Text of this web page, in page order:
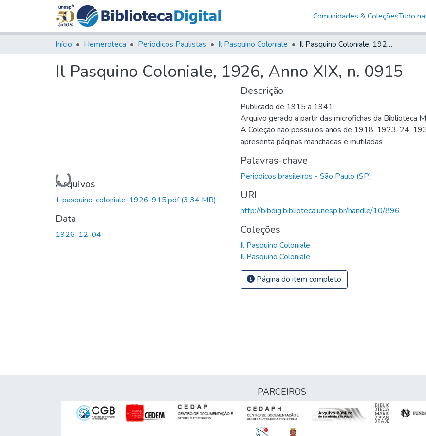
Comunidades & ColeçõesTudo
Início Hemeroteca Periódicos Paulistas Il Pasquino Coloniale Il Pasquino Coloniale, 1926, Anno XIX, n. 0915
Il Pasquino Coloniale, 1926, Anno XIX, n. 0915
Carregando...
Arquivos
il-pasquino-coloniale-1926-915.pdf(3,34 MB)
Data
1926-12-04
Descrição
Publicado de 1915 a 1941
Arquivo gerado a partir das microfichas da Biblioteca
A Coleção não possui os anos de 1918, 1923-24,
apresenta páginas manchadas e mutiladas
Palavras-chave
Periódicos brasileiros - São Paulo (SP)
URI
http://bibdig.biblioteca.unesp.br/handle/10/896
Coleções
Il Pasquino Coloniale
Il Pasquino Coloniale
Página do item completo
PARCEIROS